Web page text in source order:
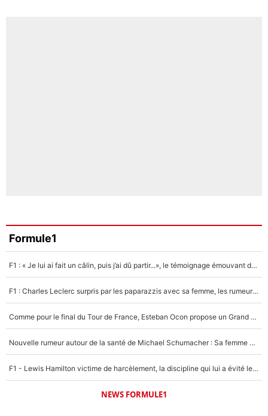
Formule1
F1 : « Je lui ai fait un câlin, puis j’ai dû partir...», le témoignage émouvant de Max Verstappen sur sa fille
F1 : Charles Leclerc surpris par les paparazzis avec sa femme, les rumeurs étaient vraies !
Comme pour le final du Tour de France, Esteban Ocon propose un Grand Prix de Formule 1 à Paris : «Autour de l’Arc de Triomphe, ce serait génial» !
Nouvelle rumeur autour de la santé de Michael Schumacher : Sa femme Corinna sort du silence
F1 - Lewis Hamilton victime de harcèlement, la discipline qui lui a évité le pire : «J'aurais probablement mal tourné»
NEWS FORMULE1